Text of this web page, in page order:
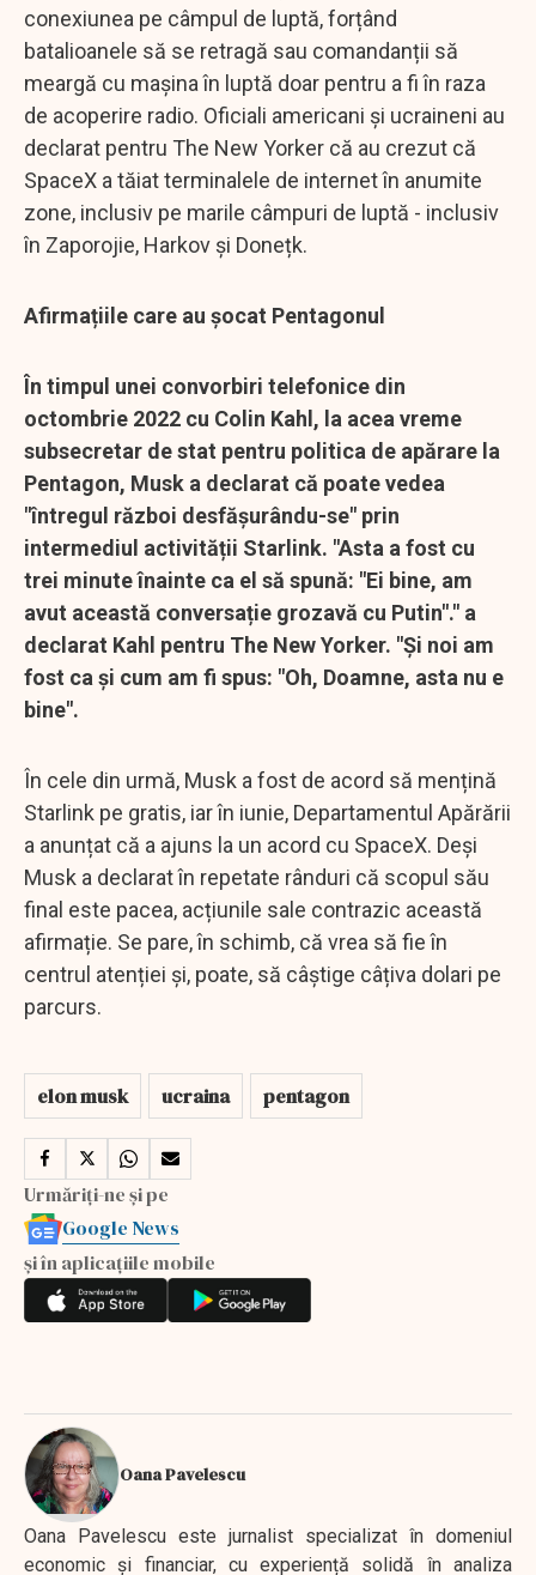
conexiunea pe câmpul de luptă, forțând
batalioanele să se retragă sau comandanții să
meargă cu mașina în luptă doar pentru a fi în raza
de acoperire radio. Oficiali americani și ucraineni au
declarat pentru The New Yorker că au crezut că
SpaceX a tăiat terminalele de internet în anumite
zone, inclusiv pe marile câmpuri de luptă - inclusiv
în Zaporojie, Harkov și Donețk.
Afirmațiile care au șocat Pentagonul
În timpul unei convorbiri telefonice din
octombrie 2022 cu Colin Kahl, la acea vreme
subsecretar de stat pentru politica de apărare la
Pentagon, Musk a declarat că poate vedea
"întregul război desfășurându-se" prin
intermediul activității Starlink. "Asta a fost cu
trei minute înainte ca el să spună: "Ei bine, am
avut această conversație grozavă cu Putin"." a
declarat Kahl pentru The New Yorker. "Și noi am
fost ca și cum am fi spus: "Oh, Doamne, asta nu e
bine".
În cele din urmă, Musk a fost de acord să mențină
Starlink pe gratis, iar în iunie, Departamentul Apărării
a anunțat că a ajuns la un acord cu SpaceX. Deși
Musk a declarat în repetate rânduri că scopul său
final este pacea, acțiunile sale contrazic această
afirmație. Se pare, în schimb, că vrea să fie în
centrul atenției și, poate, să câștige câțiva dolari pe
parcurs.
elon musk ucraina pentagon
Urmăriți-ne și pe
Google News
și în aplicațiile mobile
Oana Pavelescu
Oana Pavelescu este jurnalist specializat în domeniul
economic și financiar, cu experiență solidă în analiza